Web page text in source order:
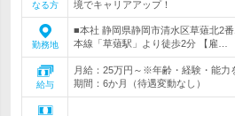
なる方
境でキャリアアップ！
勤務地
■本社 静岡県静岡市清水区草薙北2
本線「草薙駅」より徒歩2分 【雇…
給与
月給：25万円～※年齢・経験・能
期間：6か月（待遇変動なし）